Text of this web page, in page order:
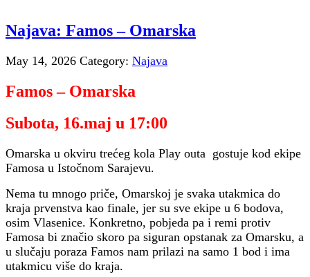
Najava: Famos – Omarska
May 14, 2026 Category: Najava
Famos – Omarska
Subota, 16.maj u 17:00
Omarska u okviru trećeg kola Play outa gostuje kod ekipe
Famosa u Istočnom Sarajevu.
Nema tu mnogo priče, Omarskoj je svaka utakmica do
kraja prvenstva kao finale, jer su sve ekipe u 6 bodova,
osim Vlasenice. Konkretno, pobjeda pa i remi protiv
Famosa bi značio skoro pa siguran opstanak za Omarsku, a
u slučaju poraza Famos nam prilazi na samo 1 bod i ima
utakmicu više do kraja.